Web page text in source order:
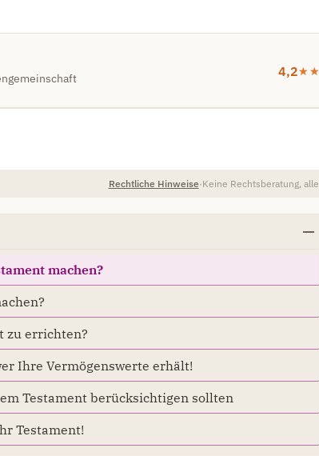
4,2
Rechtliche Hinweise·Keine Rechtsberatung,
machen?
zu errichten?
Ihre Vermögenswerte erhält!
Testament berücksichtigen sollten
Testament!